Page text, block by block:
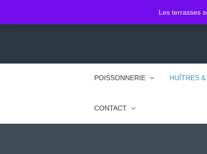
Les terrasses
2 Pl. Jean Jacques Rousseau
POISSONNERIE HUÎTRES
CONTACT